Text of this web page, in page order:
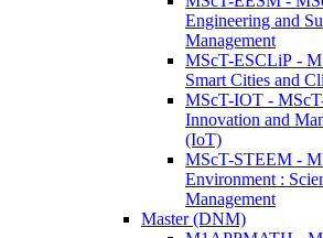
Engineering and
Management
MScT-ESCLiP -
Smart Cities and
MScT-IOT -
Innovation and
(IoT)
MScT-STEEM -
Environment :
Management
Master (DNM)